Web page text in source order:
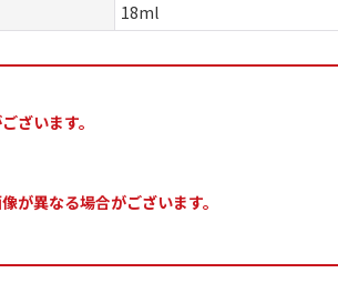
18ml
ざいます。
が異なる場合がございます。